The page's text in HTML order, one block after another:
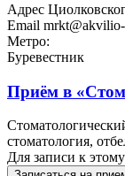
Адрес
Email
Метро:
Буревестник
Приём в
стоматология,
Для записи к